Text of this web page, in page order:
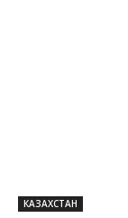
КАЗАХСТАН